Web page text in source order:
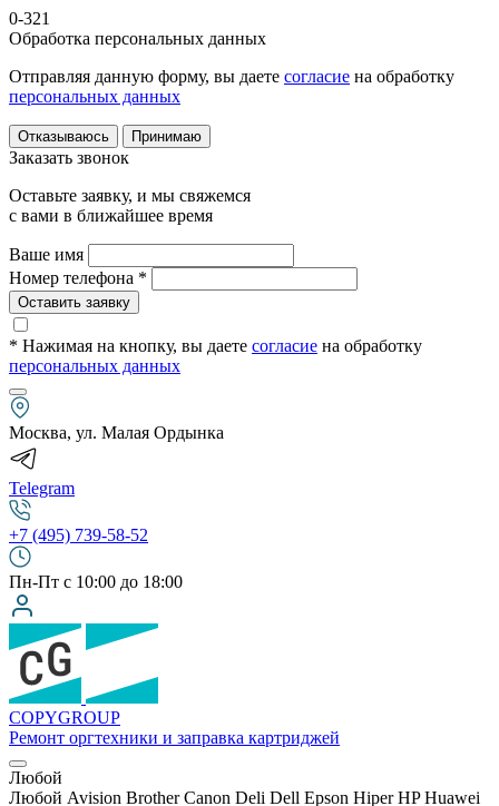
0-321
Обработка персональных данных
Отправляя данную форму, вы даете согласие на обработку
персональных данных
Отказываюсь Принимаю
Заказать звонок
Оставьте заявку, и мы свяжемся
с вами в ближайшее время
Ваше имя
Номер телефона *
Оставить заявку
* Нажимая на кнопку, вы даете согласие на обработку
персональных данных
Москва, ул. Малая Ордынка
Telegram
+7 (495) 739-58-52
Пн-Пт с 10:00 до 18:00
COPYGROUP
Ремонт оргтехники и заправка картриджей
Любой
Любой Avision Brother Canon Deli Dell Epson Hiper HP Huawei